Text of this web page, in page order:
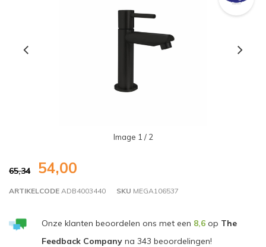
Image 1 / 2
65,34 54,00
ARTIKELCODE ADB4003440 SKU MEGA106537
Onze klanten beoordelen ons met een 8,6op The
Feedback Companyna 343 beoordelingen!